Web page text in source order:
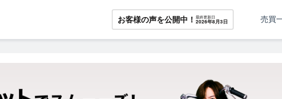
お客様の声を公開中！ 最終更新日
2026年8月3日 売買